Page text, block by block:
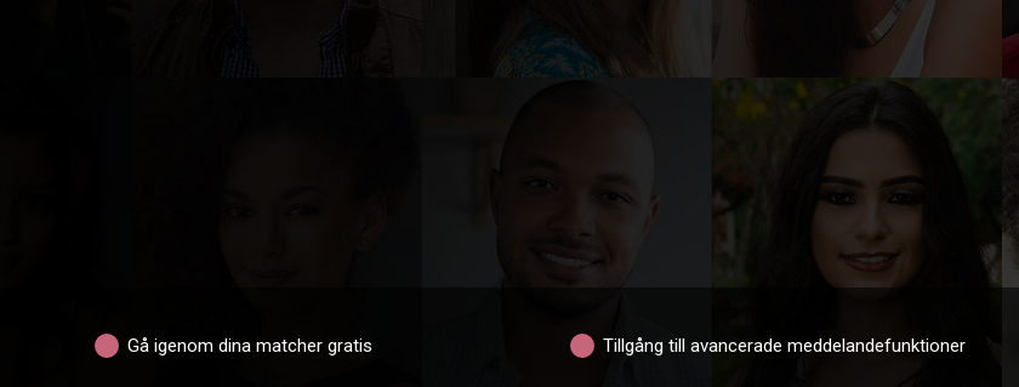
Gå igenom dina matcher gratis Tillgång till avancerade meddelandefunktioner